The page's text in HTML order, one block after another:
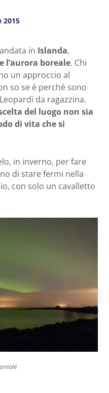
2015
in Islanda,
l’aurora boreale. Chi
un approccio al
so se è perché sono
da ragazzina.
del luogo non sia
di vita che si
in inverno, per fare
di stare fermi nella
con solo un cavalletto